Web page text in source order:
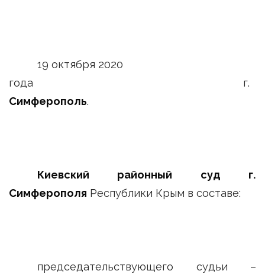
19 октября 2020
года г.
Симферополь.
Киевский районный суд г.
Симферополя Республики Крым в составе:
председательствующего судьи –